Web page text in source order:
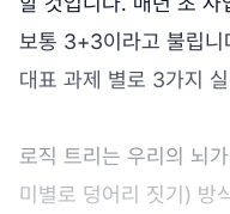
보통 3+3이라고 불립
대표 과제 별로 3가지
로직 트리는 우리의 뇌
미별로 덩어리 짓기) 방